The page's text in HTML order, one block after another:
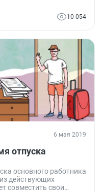
10 054
6 мая 2019
отпуска
основного работника
действующих
совместить свои